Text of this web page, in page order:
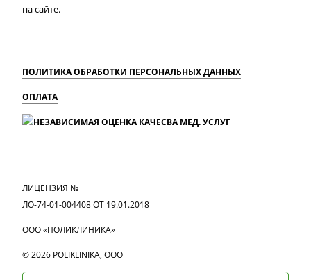
на сайте.
ПОЛИТИКА ОБРАБОТКИ ПЕРСОНАЛЬНЫХ ДАННЫХ
ОПЛАТА
ЛИЦЕНЗИЯ №
ЛО-74-01-004408 ОТ 19.01.2018
ООО «ПОЛИКЛИНИКА»
© 2026 POLIKLINIKA, OOO